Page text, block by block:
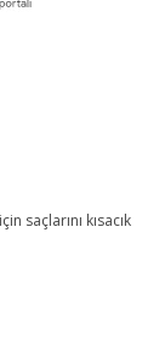
saçlarını kısacık